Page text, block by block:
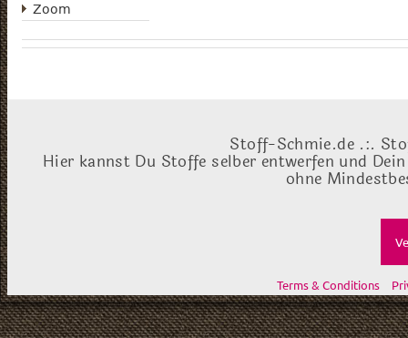
Zoom
Stoff-Schmie.de .:.
Hier kannst Du Stoffe selber entwerfen und
ohne
Terms & Conditions